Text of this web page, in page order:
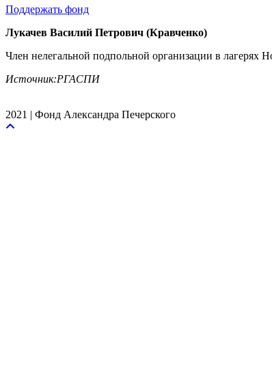
Поддержать фонд
Лукачев Василий Петрович (Кравченко)
Член нелегальной подпольной организации в лагерях
Источник:РГАСПИ
2021 | Фонд Александра Печерского